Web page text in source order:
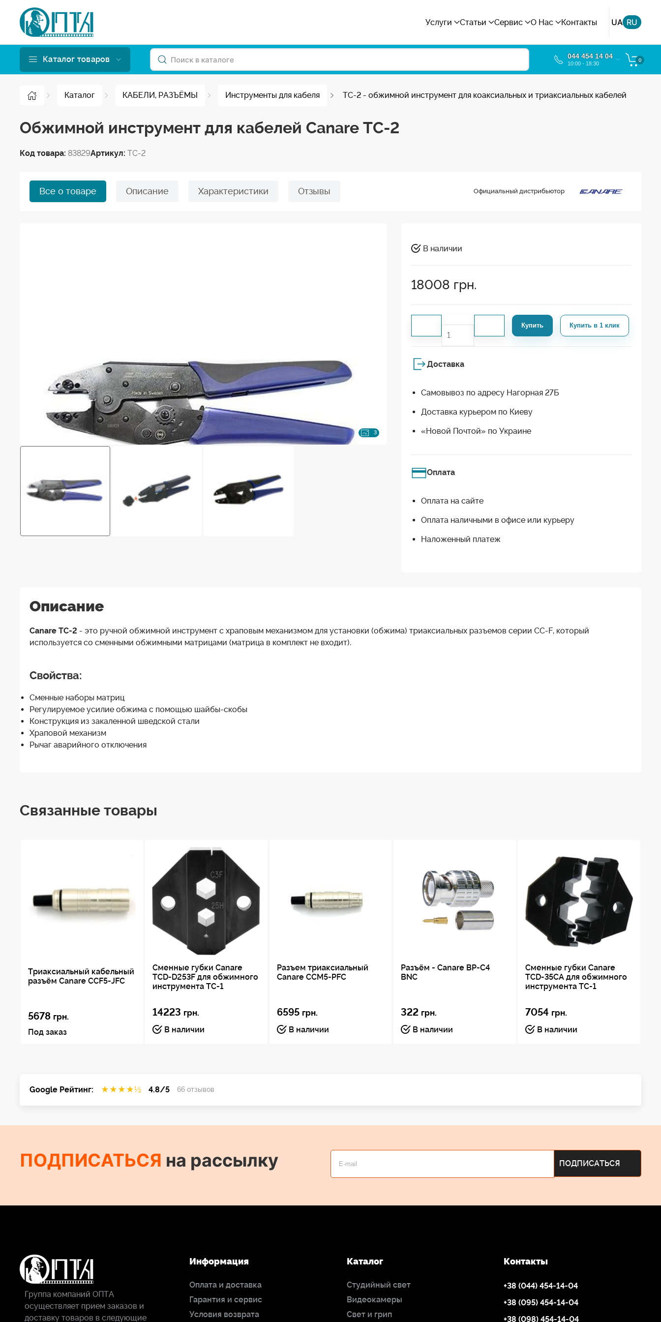
Услуги Статьи Сервис О Нас Контакты UA RU
Каталог товаров 044 454 14 04
10:00 - 18:30
0
Каталог КАБЕЛИ, РАЗЪЁМЫ Инструменты для кабеля TC-2 - обжимной инструмент для коаксиальных и триаксиальных кабелей
Обжимной инструмент для кабелей Canare TC-2
Код товара: 83829Артикул: TC-2
Все о товаре Описание Характеристики Отзывы Официальный дистрибьютор
3
В наличии
18008 грн.
Купить Купить в 1 клик
Доставка
Самовывоз по адресу Нагорная 27Б
Доставка курьером по Киеву
«Новой Почтой» по Украине
Оплата
Оплата на сайте
Оплата наличными в офисе или курьеру
Наложенный платеж
Описание
Canare TC-2 - это ручной обжимной инструмент с храповым механизмом для установки (обжима) триаксиальных разъемов серии CC-F, который
используется со сменными обжимными матрицами (матрица в комплект не входит).
Свойства:
Сменные наборы матриц
Регулируемое усилие обжима с помощью шайбы-скобы
Конструкция из закаленной шведской стали
Храповой механизм
Рычаг аварийного отключения
Связанные товары
Триаксиальный кабельный
разъём Canare CCF5-JFC
5678 грн.
Под заказ
Сменные губки Canare
TCD-D253F для обжимного
инструмента TC-1
14223 грн.
В наличии
Разъем триаксиальный
Canare CCM5-PFC
6595 грн.
В наличии
Разъём - Canare BP-C4
BNC
322 грн.
В наличии
Сменные губки Canare
TCD-35CA для обжимного
инструмента TC-1
7054 грн.
В наличии
Google Рейтинг: ★ ★ ★ ★½ 4.8/5 66 отзывов
ПОДПИСАТЬСЯ на рассылку
Группа компаний ОПТА
осуществляет прием заказов и
доставку товаров в следующие
Информация
Оплата и доставка
Гарантия и сервис
Условия возврата
Каталог
Студийный свет
Видеокамеры
Свет и грип
Контакты
+38 (044) 454-14-04
+38 (095) 454-14-04
+38 (098) 454-14-04